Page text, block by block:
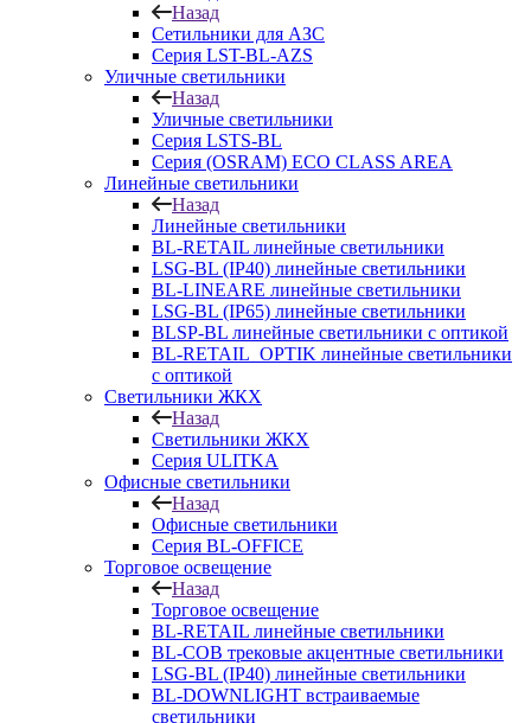
Назад
Сетильники для АЗС
Серия LST-BL-AZS
Уличные светильники
Назад
Уличные светильники
Серия LSTS-BL
Серия (ОSRAM) ECO CLASS AREA
Линейные светильники
Назад
Линейные светильники
BL-RETAIL линейные светильники
LSG-BL (IP40) линейные светильники
BL-LINEARE линейные светильники
LSG-BL (IP65) линейные светильники
BLSP-BL линейные светильники с оптикой
BL-RETAIL_OPTIK линейные светильники
с оптикой
Светильники ЖКХ
Назад
Светильники ЖКХ
Серия ULITKA
Офисные светильники
Назад
Офисные светильники
Серия BL-OFFICE
Торговое освещение
Назад
Торговое освещение
BL-RETAIL линейные светильники
BL-COB трековые акцентные светильники
LSG-BL (IP40) линейные светильники
BL-DOWNLIGHT встраиваемые
светильники